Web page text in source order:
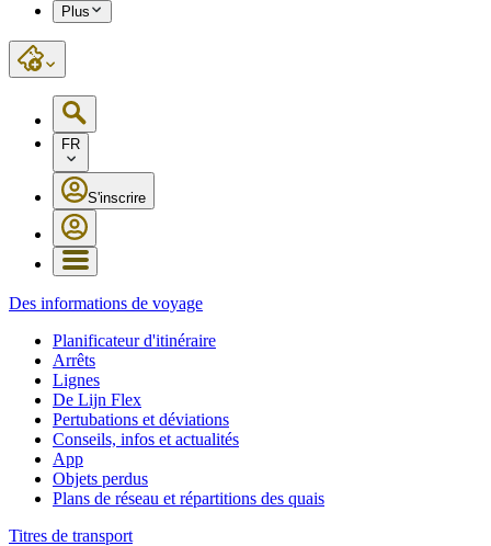
Plus
FR
S'inscrire
Des informations de voyage
Planificateur d'itinéraire
Arrêts
Lignes
De Lijn Flex
Pertubations et déviations
Conseils, infos et actualités
App
Objets perdus
Plans de réseau et répartitions des quais
Titres de transport